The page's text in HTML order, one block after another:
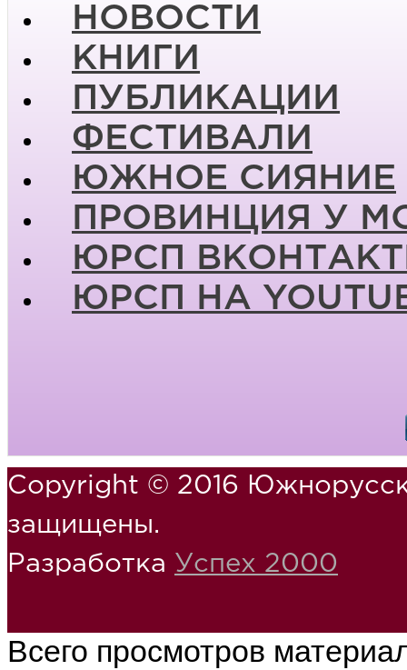
НОВОСТИ
КНИГИ
ПУБЛИКАЦИИ
ФЕСТИВАЛИ
ЮЖНОЕ СИЯНИЕ
ПРОВИНЦИЯ У
ЮРСП
ЮРСП НА
Copyright © 2016
защищены.
Разработка Успех 2000
Всего просмотров